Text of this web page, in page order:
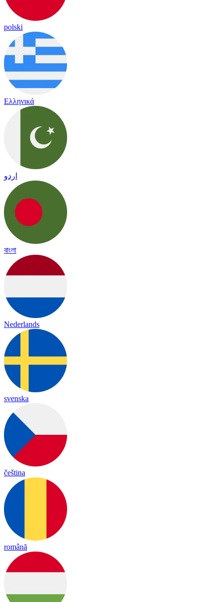
polski
Ελληνικά
اردو
বাংলা
Nederlands
svenska
čeština
română